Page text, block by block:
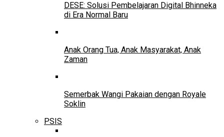
DESE: Solusi Pembelajaran Digital Bhinneka
di Era Normal Baru
Anak Orang Tua, Anak Masyarakat, Anak
Zaman
Semerbak Wangi Pakaian dengan Royale
Soklin
PSIS